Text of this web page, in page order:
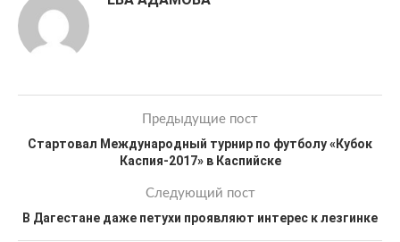
Предыдущие пост
Стартовал Международный турнир по футболу «Кубок
Каспия-2017» в Каспийске
Следующий пост
В Дагестане даже петухи проявляют интерес к лезгинке